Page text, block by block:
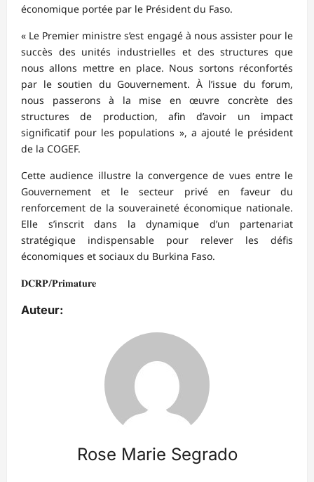
économique portée par le Président du Faso.
‎« Le Premier ministre s’est engagé à nous assister pour le
succès des unités industrielles et des structures que
nous allons mettre en place. Nous sortons réconfortés
par le soutien du Gouvernement. À l’issue du forum,
nous passerons à la mise en œuvre concrète des
structures de production, afin d’avoir un impact
significatif pour les populations », a ajouté le président
de la COGEF.
‎Cette audience illustre la convergence de vues entre le
Gouvernement et le secteur privé en faveur du
renforcement de la souveraineté économique nationale.
Elle s’inscrit dans la dynamique d’un partenariat
stratégique indispensable pour relever les défis
économiques et sociaux du Burkina Faso.
‎𝐃𝐂𝐑𝐏/𝐏𝐫𝐢𝐦𝐚𝐭𝐮𝐫𝐞
Auteur:
Rose Marie Segrado